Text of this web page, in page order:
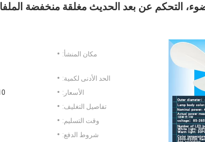
التحكم عن بعد الحديث مغلقة منخفضة
مكان المنشأ:
الحد الأدنى لكمية:
الأسعار:
1 piece
تفاصيل التغليف:
وقت التسليم:
شروط الدفع: